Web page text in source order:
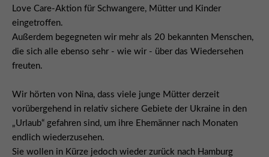
Love Care-Aktion für Schwangere, Mütter und Kinder
eingetroffen.
Außerdem begegneten wir mehr als 20 bekannten Menschen,
die sich alle ebenso sehr - wie wir - über das Wiedersehen
freuten.
Wir hörten von Nina, dass viele junge Mütter derzeit
vorübergehend in relativ sichere Gebiete der Ukraine in den
„Urlaub“ gefahren sind, um ihre Ehemänner nach Monaten
endlich wiederzusehen.
Sie wollen in Kürze jedoch wieder zurück nach Hamburg